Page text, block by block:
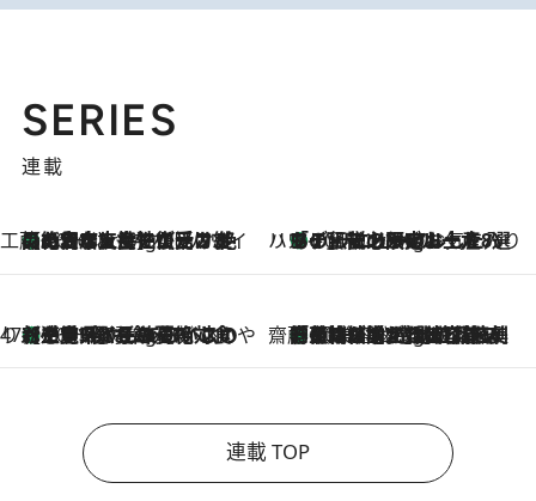
SERIES
連載
工藤まやのおもてなしハワイ
10 Hours Ago
【ハワイ土産】ローカルの絶大な支持で復活！ 絶品の幻クッキー《元ファンの日本人女性が受け継いだ名店》 ハワイ賢者 リサのお気に入りリスト10 Hours Ago
あの伝説の限定トートも！ リニューアルした「ディーン＆デルーカ ハワイ」で必須のお土産8選
47都道府県の手みやげ ひんやりスイーツで夏を満喫
10 Hours Ago
【三重県】この夏絶対食べたい 冷やしておいしいおやつ3選 お餅×アイスの新感覚スイーツ 齋藤 薫 美容脳ルネサンス
10 Hours Ago
「荷物が増えるほど旅ストレスは増す」美容ジャーナリストがたどり着いた最終結論。“化粧品を劇的に減らす”感動の凝縮美容とは
連載 TOP